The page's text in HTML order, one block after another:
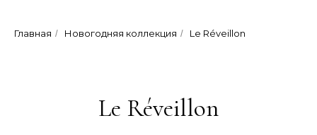
Главная / Новогодняя коллекция / Le Réveillon
Le Réveillon